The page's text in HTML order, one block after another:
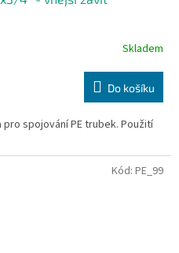
Skladem
Do košíku
spojování PE trubek. Použití
Kód: PE_99